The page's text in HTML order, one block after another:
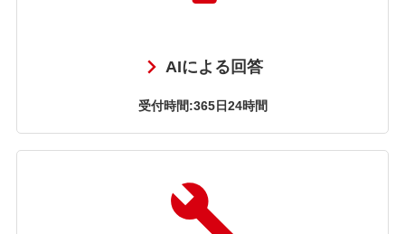
AIによる回答
受付時間:365日24時間